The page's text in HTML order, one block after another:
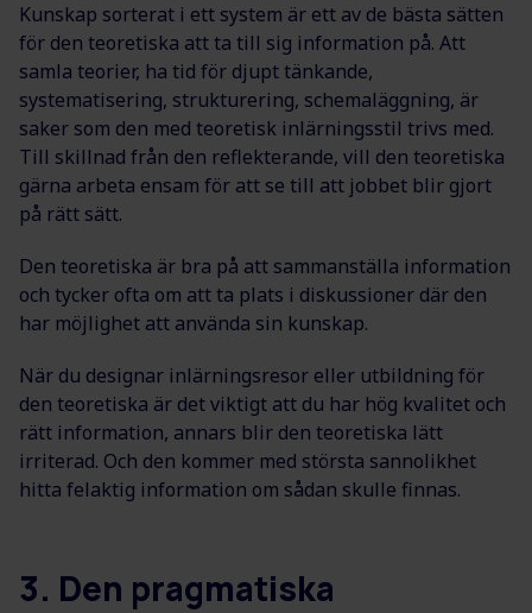
Kunskap sorterat i ett system är ett av de bästa sätten
för den teoretiska att ta till sig information på. Att
samla teorier, ha tid för djupt tänkande,
systematisering, strukturering, schemaläggning, är
saker som den med teoretisk inlärningsstil trivs med.
Till skillnad från den reflekterande, vill den teoretiska
gärna arbeta ensam för att se till att jobbet blir gjort
på rätt sätt.
Den teoretiska är bra på att sammanställa information
och tycker ofta om att ta plats i diskussioner där den
har möjlighet att använda sin kunskap.
När du designar inlärningsresor eller utbildning för
den teoretiska är det viktigt att du har hög kvalitet och
rätt information, annars blir den teoretiska lätt
irriterad. Och den kommer med största sannolikhet
hitta felaktig information om sådan skulle finnas.
3. Den pragmatiska